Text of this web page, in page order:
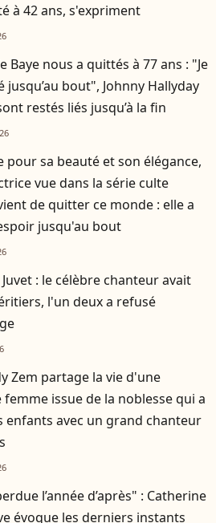
à 42 ans, s'expriment
Baye nous a quittés à 77 ans : "Je
jusqu’au bout", Johnny Hallyday
restés liés jusqu’à la fin
pour sa beauté et son élégance,
vue dans la série culte
de quitter ce monde : elle a
jusqu'au bout
: le célèbre chanteur avait
l'un deux a refusé
Zem partage la vie d'une
femme issue de la noblesse qui a
enfants avec un grand chanteur
l’année d’après" : Catherine
évoque les derniers instants